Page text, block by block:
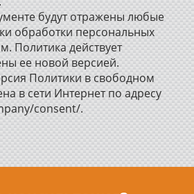
будут отражены любые
обработки персональных
Политика действует
ее новой версией.
Политики в свободном
в сети Интернет по адресу
consent/.